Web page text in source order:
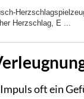
Herzschlag, E ...
oft ein